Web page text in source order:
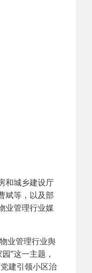
和城乡建设厅
斌等，以及部
业管理行业媒
业管理行业舆
”这一主题，
建引领小区治